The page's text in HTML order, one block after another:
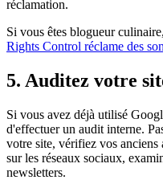
réclamation.
Si vous êtes blogueur
Rights Control réclame des
5. Auditez votre
Si vous avez déjà utilisé
d'effectuer un audit interne.
votre site, vérifiez vos
sur les réseaux sociaux,
newsletters.